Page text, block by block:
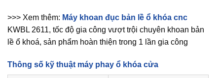
>>> Xem thêm: Máy khoan đục bản lề ổ khóa cnc
KWBL 2611, tốc độ gia công vượt trội chuyên khoan bản
lề ổ khoá, sản phẩm hoàn thiện trong 1 lần gia công
Thông số kỹ thuật máy phay ổ khóa cửa